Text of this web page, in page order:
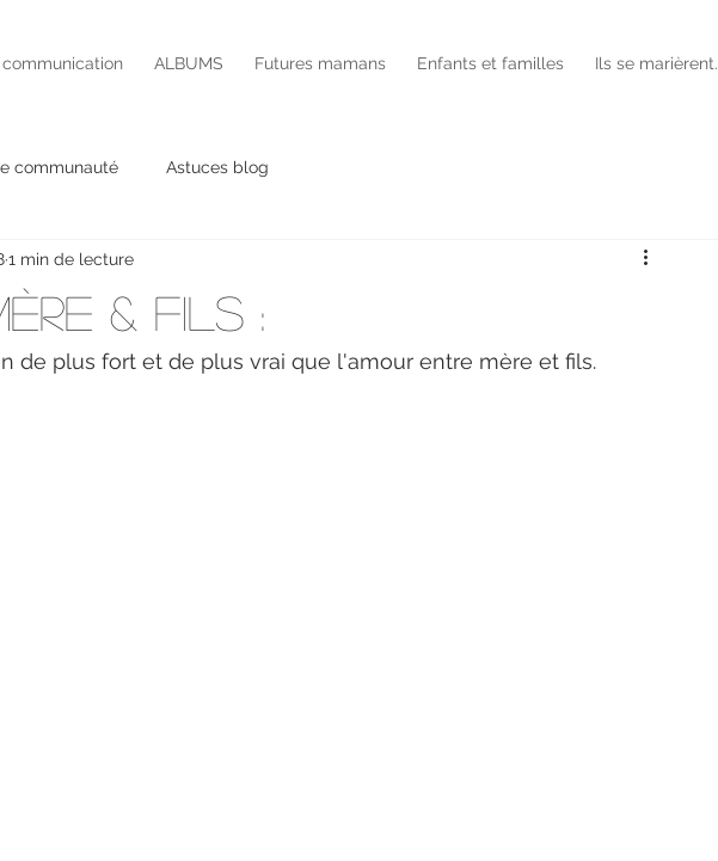
ALBUMS Futures mamans Enfants et familles Ils se marièrent.
communauté Astuces blog
& fils :
1 min de lecture
de plus fort et de plus vrai que l'amour entre mère et fils.